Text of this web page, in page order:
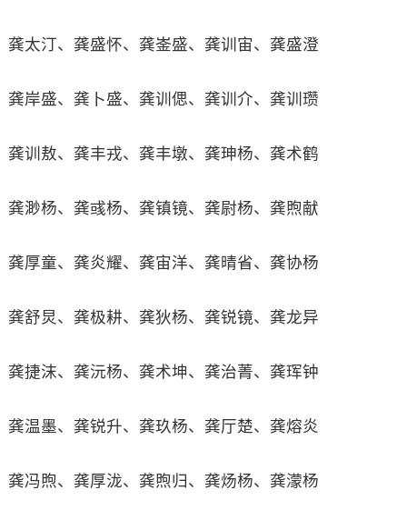
龚太汀、龚盛怀、龚崟盛、龚训宙、龚盛澄
龚岸盛、龚卜盛、龚训偲、龚训介、龚训瓒
龚训敖、龚丰戎、龚丰墩、龚珅杨、龚术鹤
龚渺杨、龚彧杨、龚镇镜、龚尉杨、龚煦献
龚厚童、龚炎耀、龚宙洋、龚晴省、龚协杨
龚舒炅、龚极耕、龚狄杨、龚锐镜、龚龙异
龚捷沫、龚沅杨、龚术坤、龚治菁、龚珲钟
龚温墨、龚锐升、龚玖杨、龚厅楚、龚熔炎
龚冯煦、龚厚泷、龚煦归、龚炀杨、龚濛杨